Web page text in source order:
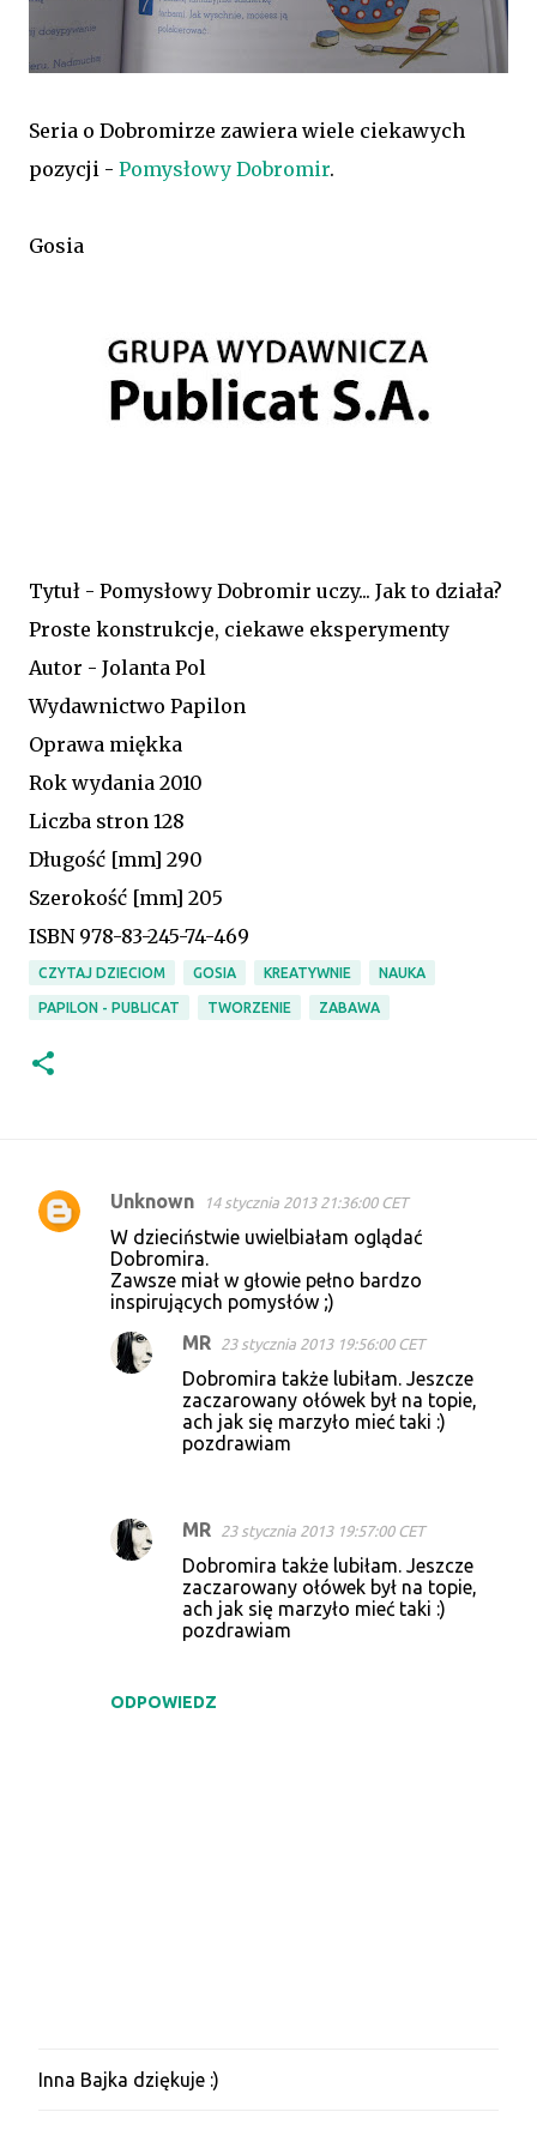
Seria o Dobromirze zawiera wiele ciekawych
pozycji - Pomysłowy Dobromir.
Gosia
Tytuł - Pomysłowy Dobromir uczy... Jak to działa?
Proste konstrukcje, ciekawe eksperymenty
Autor - Jolanta Pol
Wydawnictwo Papilon
Oprawa miękka
Rok wydania 2010
Liczba stron 128
Długość [mm] 290
Szerokość [mm] 205
ISBN 978-83-245-74-469
CZYTAJ DZIECIOM GOSIA KREATYWNIE NAUKA
PAPILON - PUBLICAT TWORZENIE ZABAWA
K
Unknown 14 stycznia 2013 21:36:00 CET
W dzieciństwie uwielbiałam oglądać
Dobromira.
Zawsze miał w głowie pełno bardzo
inspirujących pomysłów ;)
ODPOWIEDZ
MR 23 stycznia 2013 19:56:00 CET
Dobromira także lubiłam. Jeszcze
zaczarowany ołówek był na topie,
ach jak się marzyło mieć taki :)
pozdrawiam
MR 23 stycznia 2013 19:57:00 CET
Dobromira także lubiłam. Jeszcze
zaczarowany ołówek był na topie,
ach jak się marzyło mieć taki :)
pozdrawiam
P
Inna Bajka dziękuje :)